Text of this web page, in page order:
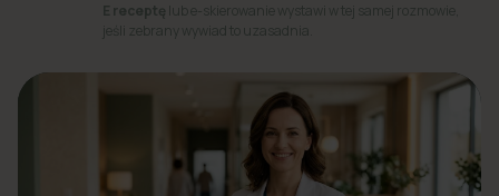
E receptę lub e-skierowanie wystawi w tej samej rozmowie,
jeśli zebrany wywiad to uzasadnia.